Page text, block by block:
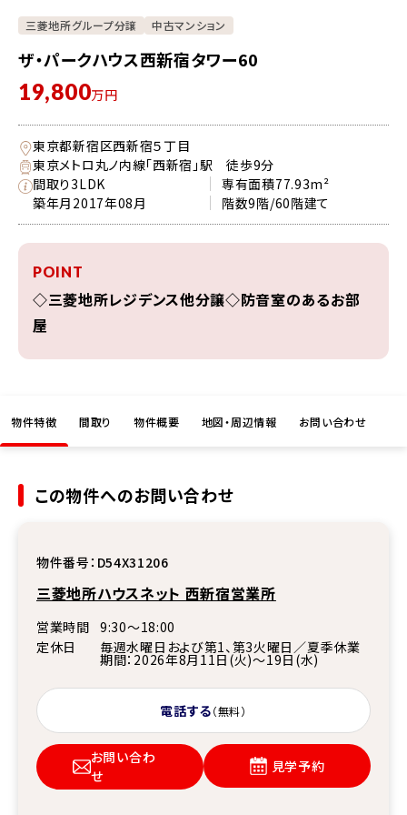
三菱地所グループ分譲 中古マンション
ザ・パークハウス西新宿タワー60
19,800万円
東京都新宿区西新宿５丁目
東京メトロ丸ノ内線「西新宿」駅 徒歩9分
間取り3LDK 専有面積77.93m²
築年月 2017年08月 階数9階/60階建て
POINT
◇三菱地所レジデンス他分譲◇防音室のあるお部
屋
物件特徴 間取り 物件概要 地図・周辺情報 お問い合わせ
この物件へのお問い合わせ
物件番号： D54X31206
三菱地所ハウスネット 西新宿営業所
営業時間 9:30〜18:00
定休日
毎週水曜日および第1、第3火曜日／夏季休業
期間：2026年8月11日(火)～19日(水)
電話する（無料）
見学予約
お問い合わ
せ